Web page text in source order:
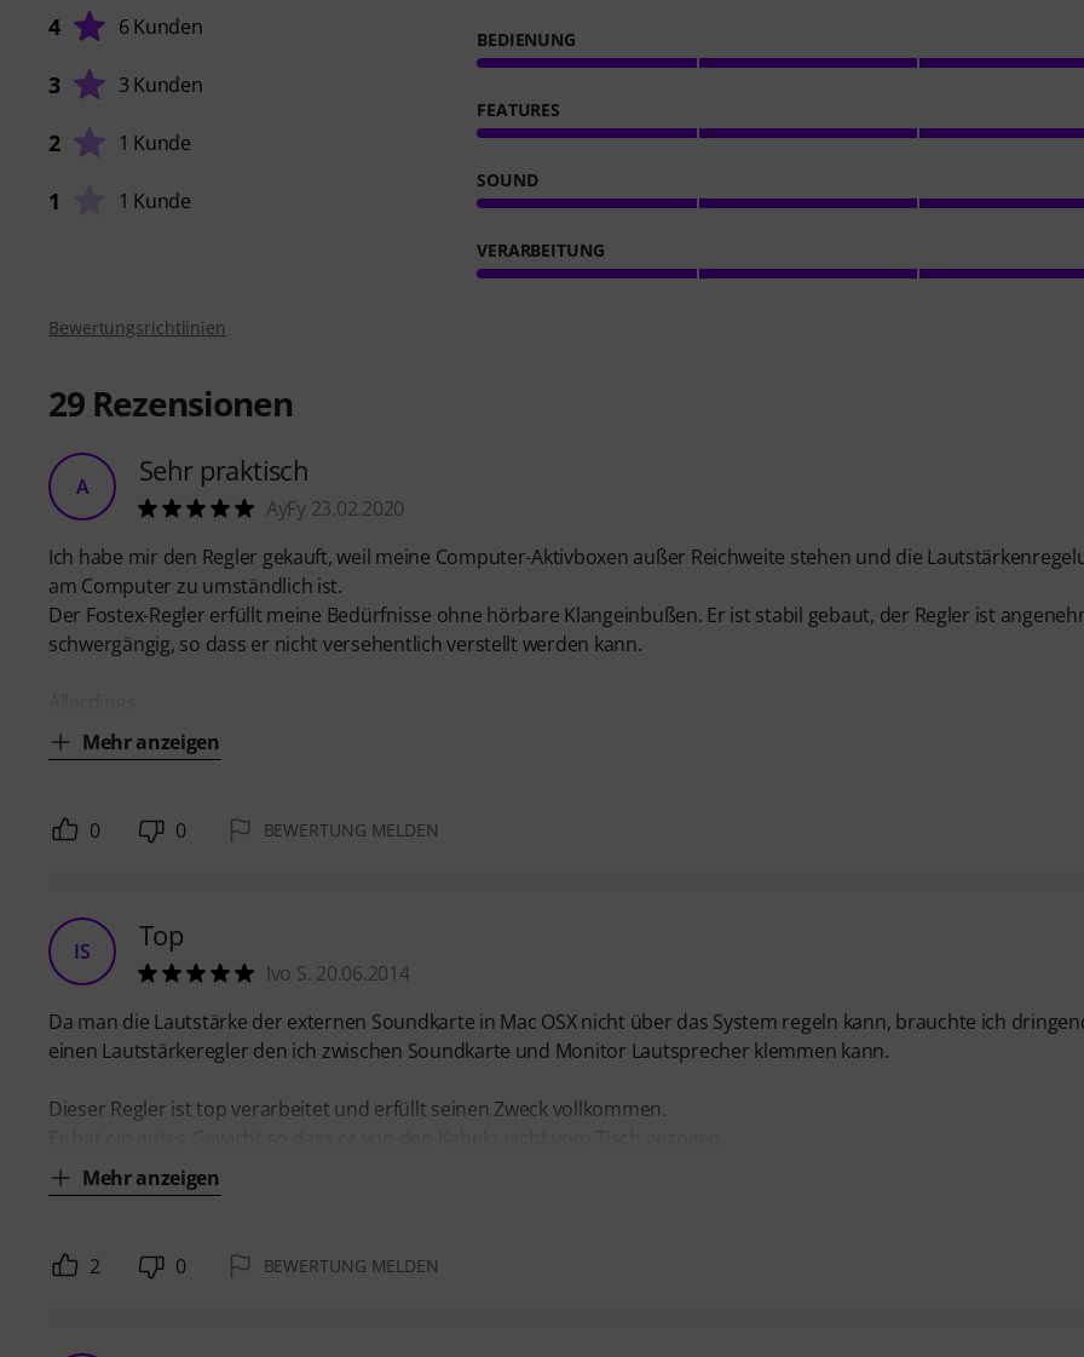
4 6 Kunden
3 3 Kunden
2 1 Kunde
1 1 Kunde
BEDIENUNG
FEATURES
SOUND
VERARBEITUNG
Bewertungsrichtlinien
29 Rezensionen
A Sehr praktisch
AyFy 23.02.2020
Ich habe mir den Regler gekauft, weil meine Computer-Aktivboxen außer Reichweite stehen und die
am Computer zu umständlich ist.
Der Fostex-Regler erfüllt meine Bedürfnisse ohne hörbare Klangeinbußen. Er ist stabil gebaut, der Regler ist
schwergängig, so dass er nicht versehentlich verstellt werden kann.
Mehr anzeigen
0 0 BEWERTUNG MELDEN
IS Top
Ivo S. 20.06.2014
Da man die Lautstärke der externen Soundkarte in Mac OSX nicht über das System regeln kann, brauchte ich
einen Lautstärkeregler den ich zwischen Soundkarte und Monitor Lautsprecher klemmen kann.
Dieser Regler ist top verarbeitet und erfüllt seinen Zweck vollkommen.
Mehr anzeigen
2 0 BEWERTUNG MELDEN